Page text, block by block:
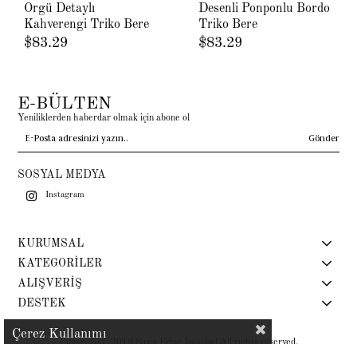
Örgü Detaylı
Kahverengi Triko Bere
$83.29
Desenli Ponponlu Bordo
Triko Bere
$83.29
E-BÜLTEN
Yeniliklerden haberdar olmak için abone ol
Gönder
SOSYAL MEDYA
Instagram
KURUMSAL
KATEGORİLER
ALIŞVERİŞ
DESTEK
Copyright© 2019 Siren Ertan İstanbul All rights reserved.
Çerez Kullanımı